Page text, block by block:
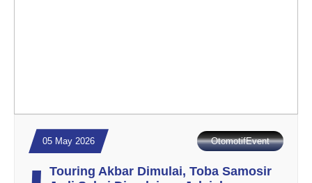
05 May 2026 OtomotifEvent
Touring Akbar Dimulai, Toba Samosir